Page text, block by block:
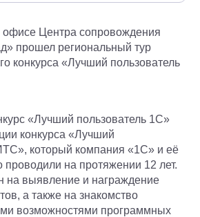
офисе Центра сопровождения
прошел региональный тур
конкурса «Лучший пользователь
«Лучший пользователь 1С»
конкурса «Лучший
который компания «1С» и её
на протяжении 12 лет.
на выявление и награждение
а также на знакомство
возможностями программных